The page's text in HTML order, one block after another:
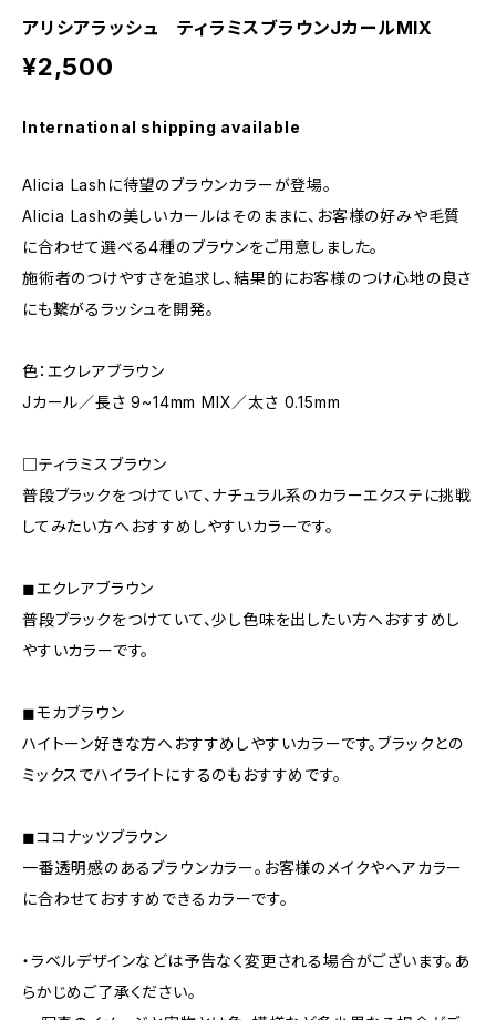
アリシアラッシュ ティラミスブラウンJカールMIX
¥2,500
International shipping available
Alicia Lashに待望のブラウンカラーが登場。
Alicia Lashの美しいカールはそのままに、お客様の好みや毛質
に合わせて選べる4種のブラウンをご用意しました。
施術者のつけやすさを追求し、結果的にお客様のつけ心地の良さ
にも繋がるラッシュを開発。
色：エクレアブラウン
Jカール／長さ 9~14mm MIX／太さ 0.15mm
□ティラミスブラウン
普段ブラックをつけていて、ナチュラル系のカラーエクステに挑戦
してみたい方へおすすめしやすいカラーです。
◼︎エクレアブラウン
普段ブラックをつけていて、少し色味を出したい方へおすすめし
やすいカラーです。
◼︎モカブラウン
ハイトーン好きな方へおすすめしやすいカラーです。ブラックとの
ミックスでハイライトにするのもおすすめです。
◼︎ココナッツブラウン
一番透明感のあるブラウンカラー。お客様のメイクやヘアカラー
に合わせておすすめできるカラーです。
・ラベルデザインなどは予告なく変更される場合がございます。あ
らかじめご了承ください。